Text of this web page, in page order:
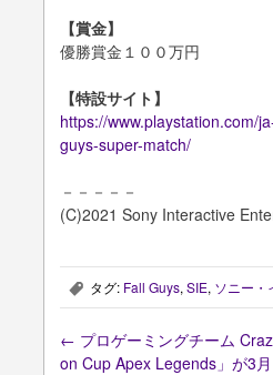
【賞金】
優勝賞金１００万円
【特設サイト】
https://www.playstation.com/
guys-super-match/
－－－－－
(C)2021 Sony Interactive
, タグ: Fall Guys, SIE, ソニー・
← プロゲーミングチーム
on Cup Apex Legends」が3